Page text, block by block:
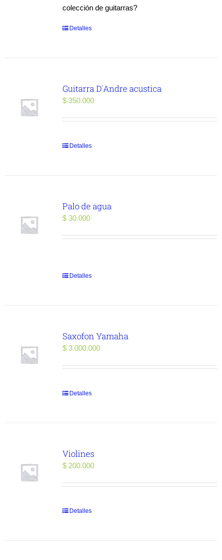
colección de guitarras?
Detalles
Guitarra D´Andre acustica
$350.000
Detalles
Palo de agua
$30.000
Detalles
Saxofon Yamaha
$3.000.000
Detalles
Violines
$200.000
Detalles